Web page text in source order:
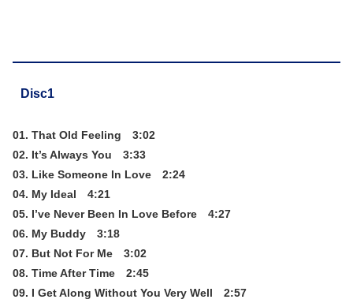
Disc1
01. That Old Feeling 3:02
02. It’s Always You 3:33
03. Like Someone In Love 2:24
04. My Ideal 4:21
05. I’ve Never Been In Love Before 4:27
06. My Buddy 3:18
07. But Not For Me 3:02
08. Time After Time 2:45
09. I Get Along Without You Very Well 2:57